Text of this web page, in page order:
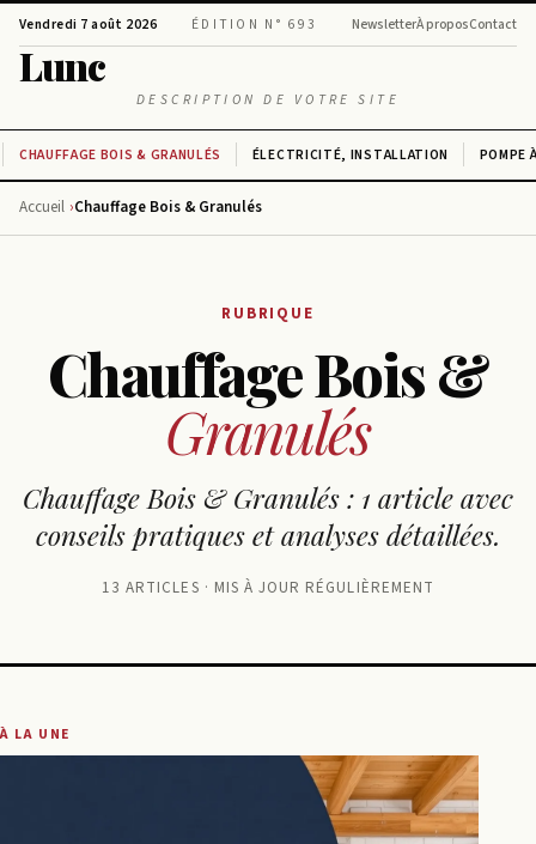
Vendredi 7 août 2026 ÉDITION N° 693 NewsletterÀ proposContact
Lunc
DESCRIPTION DE VOTRE SITE
CHAUFFAGE BOIS & GRANULÉS ÉLECTRICITÉ, INSTALLATION POMPE
Accueil Chauffage Bois & Granulés
RUBRIQUE
Chauffage Bois &
Granulés
Chauffage Bois & Granulés : 1 article avec
conseils pratiques et analyses détaillées.
13 ARTICLES · MIS À JOUR RÉGULIÈREMENT
À LA UNE